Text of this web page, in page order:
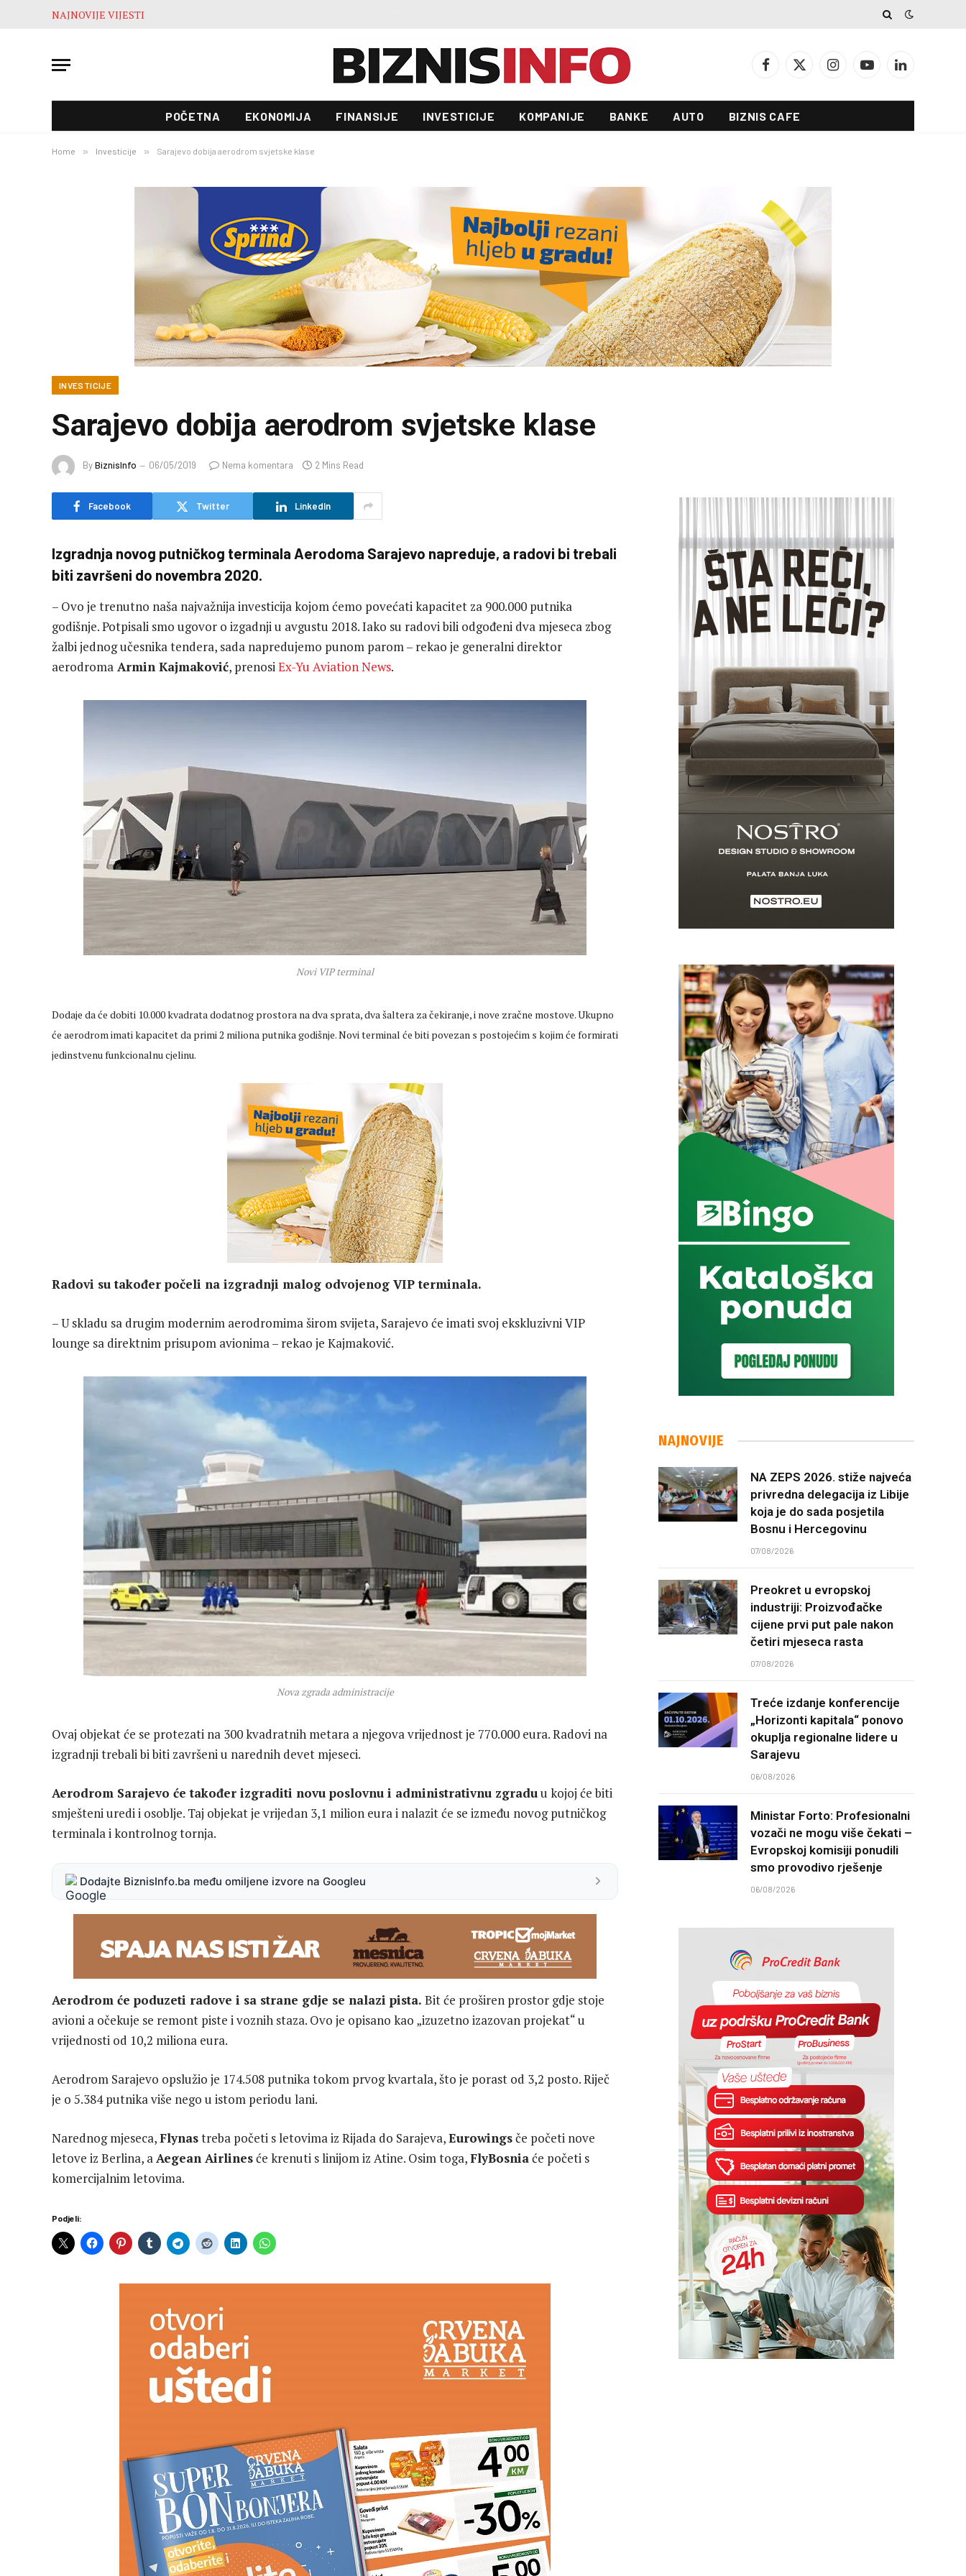
NAJNOVIJE VIJESTI
Facebook
X
InstagramYouTubeLinkedIn
POČETNA EKONOMIJA FINANSIJE INVESTICIJE KOMPANIJE BANKE AUTO BIZNIS CAFE
Home » Investicije » Sarajevo dobija aerodrom svjetske klase
INVESTICIJE
Sarajevo dobija aerodrom svjetske klase
ByBiznisInfo 06/05/2019 Nema komentara 2 Mins Read
Facebook Twitter LinkedIn
Izgradnja novog putničkog terminala Aerodoma Sarajevo napreduje, a radovi bi trebali
biti završeni do novembra 2020.
– Ovo je trenutno naša najvažnija investicija kojom ćemo povećati kapacitet za 900.000 putnika
godišnje. Potpisali smo ugovor o izgadnji u avgustu 2018. Iako su radovi bili odgođeni dva mjeseca zbog
žalbi jednog učesnika tendera, sada napredujemo punom parom – rekao je generalni direktor
aerodroma Armin Kajmaković, prenosiEx-Yu Aviation News.
Novi VIP terminal
Dodaje da će dobiti 10.000 kvadrata dodatnog prostora na dva sprata, dva šaltera za čekiranje, i nove zračne mostove. Ukupno
će aerodrom imati kapacitet da primi 2 miliona putnika godišnje. Novi terminal će biti povezan s postojećim s kojim će formirati
jedinstvenu funkcionalnu cjelinu.
Radovi su također počeli na izgradnji malog odvojenog VIP terminala.
– U skladu sa drugim modernim aerodromima širom svijeta, Sarajevo će imati svoj ekskluzivni VIP
lounge sa direktnim prisupom avionima – rekao je Kajmaković.
Nova zgrada administracije
Ovaj objekat će se protezati na 300 kvadratnih metara a njegova vrijednost je 770.000 eura. Radovi na
izgradnji trebali bi biti završeni u narednih devet mjeseci.
Aerodrom Sarajevo će također izgraditi novu poslovnu i administrativnu zgraduu kojoj će biti
smješteni uredi i osoblje. Taj objekat je vrijedan 3,1 milion eura i nalazit će se između novog putničkog
terminala i kontrolnog tornja.
Dodajte BiznisInfo.ba među omiljene izvore na Googleu
Aerodrom će poduzeti radove i sa strane gdje se nalazi pista. Bit će proširen prostor gdje stoje
avioni a očekuje se remont piste i voznih staza. Ovo je opisano kao „izuzetno izazovan projekat“ u
vrijednosti od 10,2 miliona eura.
Aerodrom Sarajevo opslužio je 174.508 putnika tokom prvog kvartala, što je porast od 3,2 posto. Riječ
je o 5.384 putnika više nego u istom periodu lani.
Narednog mjeseca,Flynastreba početi s letovima iz Rijada do Sarajeva,Eurowingsče početi nove
letove iz Berlina, aAegean Airlinesće krenuti s linijom iz Atine. Osim toga,FlyBosniaće početi s
komercijalnim letovima.
Podjeli:
NAJNOVIJE
NA ZEPS 2026. stiže najveća
privredna delegacija iz Libije
koja je do sada posjetila
Bosnu i Hercegovinu
07/08/2026
Preokret u evropskoj
industriji: Proizvođačke
cijene prvi put pale nakon
četiri mjeseca rasta
07/08/2026
Treće izdanje konferencije
„Horizonti kapitala“ ponovo
okuplja regionalne lidere u
Sarajevu
06/08/2026
Ministar Forto: Profesionalni
vozači ne mogu više čekati –
Evropskoj komisiji ponudili
smo provodivo rješenje
06/08/2026